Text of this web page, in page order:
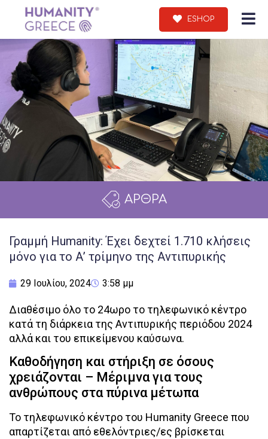
ESHOP
ΑΡΘΡΑ
Γραμμή Humanity: Έχει δεχτεί 1.710 κλήσεις
μόνο για το Α’ τρίμηνο της Αντιπυρικής
29 Ιουλίου, 2024 3:58 μμ
Διαθέσιμο όλο το 24ωρο το τηλεφωνικό κέντρο
κατά τη διάρκεια της Αντιπυρικής περιόδου 2024
αλλά και του επικείμενου καύσωνα.
Καθοδήγηση και στήριξη σε όσους
χρειάζονται – Μέριμνα για τους
ανθρώπους στα πύρινα μέτωπα
Το τηλεφωνικό κέντρο του Humanity Greece που
απαρτίζεται από εθελόντριες/ες βρίσκεται